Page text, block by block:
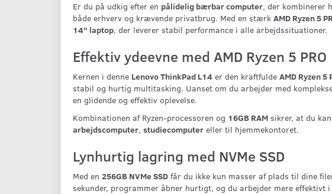
Er du på udkig efter en pålidelig bærbar computer, der kombinerer
både erhverv og krævende privatbrug. Med en stærk AMD Ryzen 5
14" laptop, der leverer stabil performance i alle arbejdssituationer.
Effektiv ydeevne med AMD Ryzen 5 PRO
Kernen i denne Lenovo ThinkPad L14 er den kraftfulde AMD Ryzen 5
stabil og hurtig multitasking. Uanset om du arbejder med
en glidende og effektiv oplevelse.
Kombinationen af Ryzen-processoren og 16GB RAM sikrer, at du
arbejdscomputer, studiecomputer eller til hjemmekontoret.
Lynhurtig lagring med NVMe SSD
Med en 256GB NVMe SSD får du ikke kun masser af plads til dine
sekunder, programmer åbner hurtigt, og du arbejder mere effektivt i